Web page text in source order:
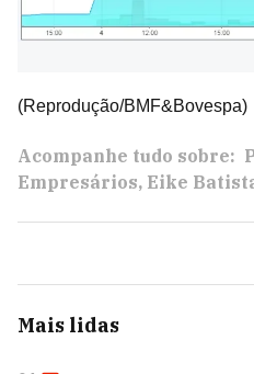
(Reprodução/BMF&Bovespa)
Acompanhe tudo sobre:
Empresários Eike
Mais lidas